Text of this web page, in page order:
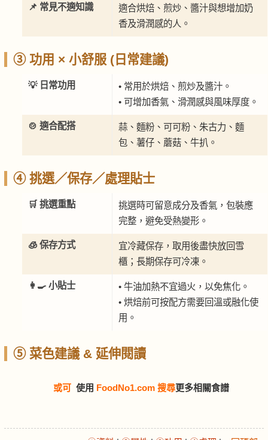
📌 常見不適知識
適合烘焙、煎炒、醬汁與想增加奶
香及滑潤感的人。
③ 功用 × 小舒服 (日常建議)
💡 日常功用
• 常用於烘焙、煎炒及醬汁。
• 可增加香氣、滑潤感與風味厚度。
🍲 適合配搭
蒜、麵粉、可可粉、朱古力、麵
包、薯仔、蘑菇、牛扒。
④ 挑選／保存／處理貼士
🛒 挑選重點
挑選時可留意成分及香氣，包裝應
完整，避免受熱變形。
🧊 保存方式
宜冷藏保存，取用後盡快放回雪
櫃；長期保存可冷凍。
👩‍🍳 小貼士
• 牛油加熱不宜過火，以免焦化。
• 烘焙前可按配方需要回溫或融化使
用。
⑤ 菜色建議 & 延伸閱讀
或可 使用 FoodNo1.com 搜尋更多相關食譜